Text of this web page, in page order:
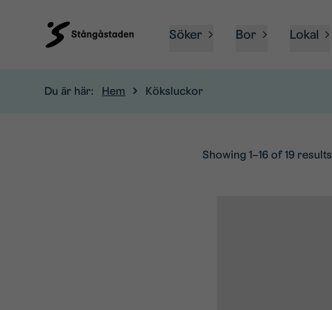
Söker Bor Lokal
Du är här: Hem Köksluckor
Showing 1–16 of 19 results